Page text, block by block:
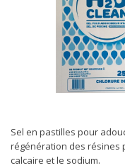
Sel en pastilles pour
régénération des résines
calcaire et le sodium.